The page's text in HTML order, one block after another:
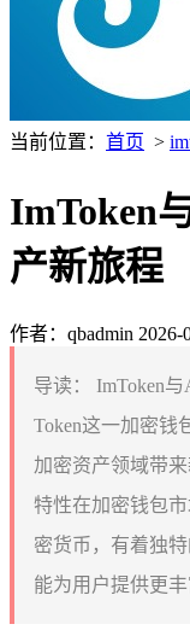
当前位置： 首页 >
ImToken
产新旅程
作者：qbadmin 2026-
导读：
ImToken
Token这一加密钱
加密资产领域带
特性在加密钱包
密货币，有着独
能为用户提供更